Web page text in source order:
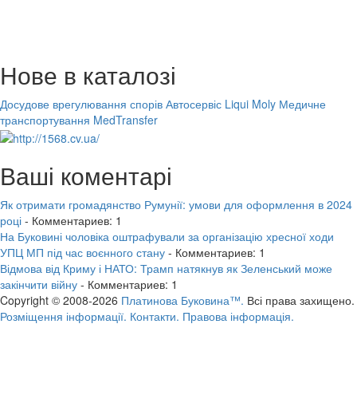
Нове в каталозі
Досудове врегулювання спорів Автосервіс Liqui Moly Медичне
транспортування MedTransfer
Ваші коментарі
Як отримати громадянство Румунії: умови для оформлення в 2024
році - Комментариев: 1
На Буковині чоловіка оштрафували за організацію хресної ходи
УПЦ МП під час воєнного стану - Комментариев: 1
Відмова від Криму і НАТО: Трамп натякнув як Зеленський може
закінчити війну - Комментариев: 1
Copyright © 2008-2026 Платинова Буковина™. Всі права захищено.
Розміщення інформації. Контакти. Правова інформація.